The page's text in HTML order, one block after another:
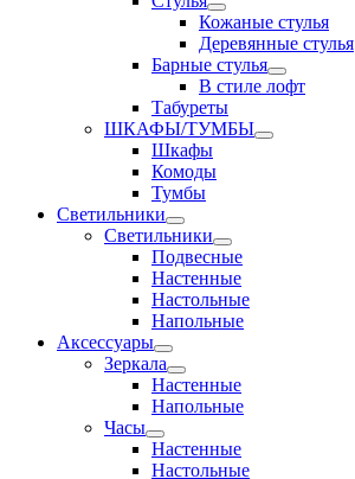
Кожаные стулья
Деревянные стулья
Барные стулья
В стиле лофт
Табуреты
ШКАФЫ/ТУМБЫ
Шкафы
Комоды
Тумбы
Светильники
Светильники
Подвесные
Настенные
Настольные
Напольные
Аксессуары
Зеркала
Настенные
Напольные
Часы
Настенные
Настольные